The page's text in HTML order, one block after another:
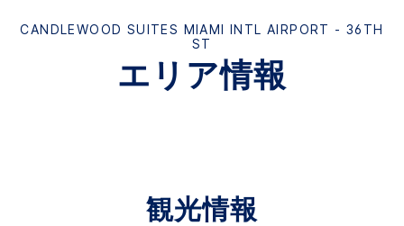
CANDLEWOOD SUITES MIAMI INTL AIRPORT - 36TH
ST
エリア情報
観光情報